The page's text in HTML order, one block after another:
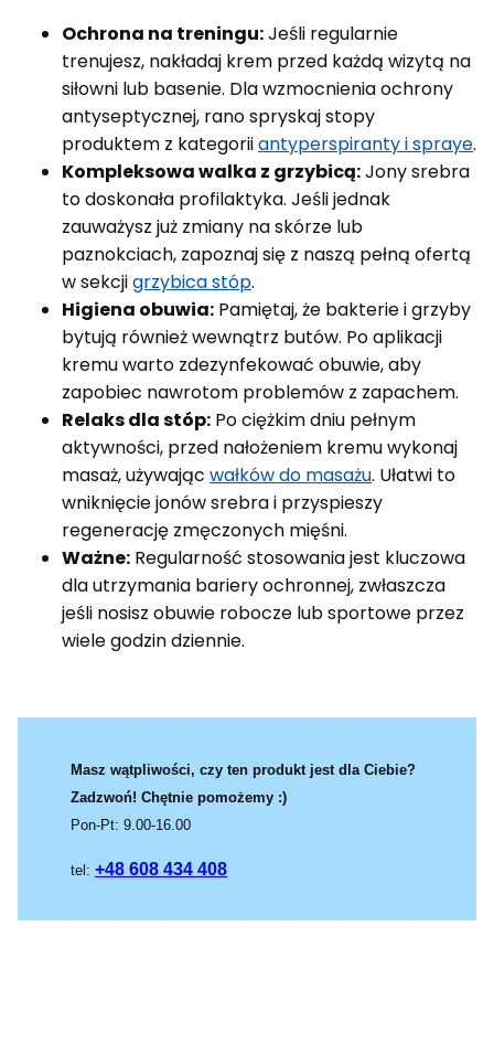
Ochrona na treningu:Jeśli regularnie
trenujesz, nakładaj krem przed każdą wizytą na
siłowni lub basenie. Dla wzmocnienia ochrony
antyseptycznej, rano spryskaj stopy
produktem z kategoriiantyperspiranty i spraye.
Kompleksowa walka z grzybicą:Jony srebra
to doskonała profilaktyka. Jeśli jednak
zauważysz już zmiany na skórze lub
paznokciach, zapoznaj się z naszą pełną ofertą
w sekcjigrzybica stóp.
Higiena obuwia: Pamiętaj, że bakterie i grzyby
bytują również wewnątrz butów. Po aplikacji
kremu warto zdezynfekować obuwie, aby
zapobiec nawrotom problemów z zapachem.
Relaks dla stóp: Po ciężkim dniu pełnym
aktywności, przed nałożeniem kremu wykonaj
masaż, używając wałków do masażu. Ułatwi to
wniknięcie jonów srebra i przyspieszy
regenerację zmęczonych mięśni.
Ważne: Regularność stosowania jest kluczowa
dla utrzymania bariery ochronnej, zwłaszcza
jeśli nosisz obuwie robocze lub sportowe przez
wiele godzin dziennie.
Masz wątpliwości, czy ten produkt jest dla Ciebie?
Zadzwoń! Chętnie pomożemy :)
Pon-Pt: 9.00-16.00
tel: +48 608 434 408